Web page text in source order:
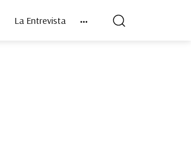
La Entrevista